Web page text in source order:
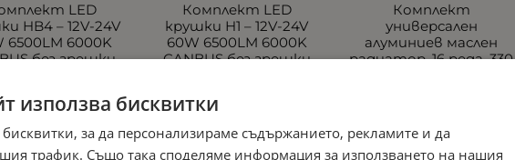
LED
HB4 – 12V-24V
6500LM 6000K
без грешки
Комплект LED
крушки H1 – 12V-24V
60W 6500LM 6000K
CANBUS без грешки
Комплект
универсален
алуминиев маслен
радиатор, 16 реда, 330
170.00 € / 332.49
използва бисквитки
за да персонализираме съдържанието, рекламите и да
трафик. Също така споделяме информация за използването на нашия